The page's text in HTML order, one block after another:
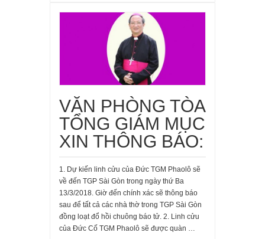
VĂN PHÒNG TÒA
TỔNG GIÁM MỤC
XIN THÔNG BÁO:
1. Dự kiến linh cửu của Đức TGM Phaolô sẽ
về đến TGP Sài Gòn trong ngày thứ Ba
13/3/2018. Giờ đến chính xác sẽ thông báo
sau để tất cả các nhà thờ trong TGP Sài Gòn
đồng loạt đổ hồi chuông báo tử. 2. Linh cửu
của Đức Cố TGM Phaolô sẽ được quàn …